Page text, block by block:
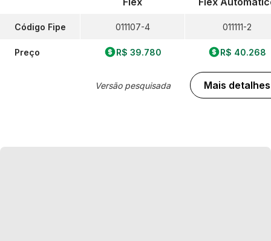
Código Fipe
Preço
011107-4
R$ 39.780
Versão pesquisada
011111-2
R$ 40.268
Mais detalhes